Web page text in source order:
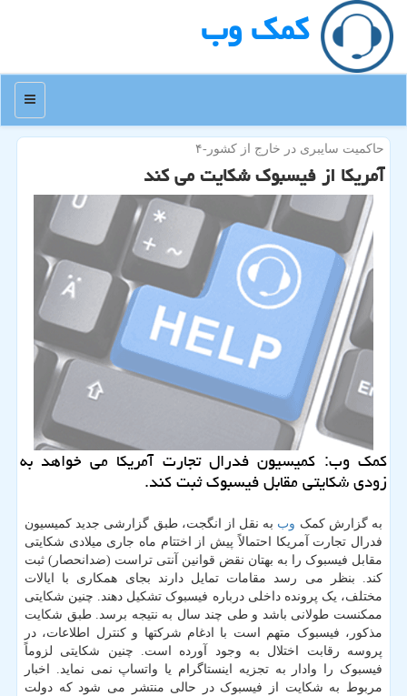
كمك وب
منو
حاكمیت سایبری در خارج از كشور-۴
آمریكا از فیسبوك شكایت می كند
كمك وب: كمیسیون فدرال تجارت آمریكا می خواهد به
زودی شكایتی مقابل فیسبوك ثبت كند.
به گزارش کمک وب به نقل از انگجت، طبق گزارشی جدید کمیسیون
فدرال تجارت آمریکا احتمالاً پیش از اختتام ماه جاری میلادی شکایتی
مقابل فیسبوک را به بهتان نقض قوانین آنتی تراست (ضدانحصار) ثبت
کند. بنظر می رسد مقامات تمایل دارند بجای همکاری با ایالات
مختلف، یک پرونده داخلی درباره فیسبوک تشکیل دهند. چنین شکایتی
ممکنست طولانی باشد و طی چند سال به نتیجه برسد. طبق شکایت
مذکور، فیسبوک متهم است با ادغام شرکتها و کنترل اطلاعات، در
پروسه رقابت اختلال به وجود آورده است. چنین شکایتی لزوماً
فیسبوک را وادار به تجزیه اینستاگرام یا واتساپ نمی نماید. اخبار
مربوط به شکایت از فیسبوک در حالی منتشر می شود که دولت